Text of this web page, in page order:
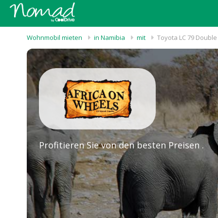
Wohnmobil mieten in Namibia mit Toyota LC 79
Profitieren Sie von den besten Preisen .